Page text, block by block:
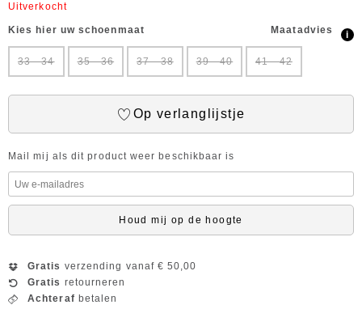
Uitverkocht
Kies hier uw schoenmaat Maatadvies i
33 - 34 35 - 36 37 - 38 39 - 40 41 - 42
Op verlanglijstje
Mail mij als dit product weer beschikbaar is
Houd mij op de hoogte
Gratis verzending vanaf € 50,00
Gratis retourneren
Achteraf betalen